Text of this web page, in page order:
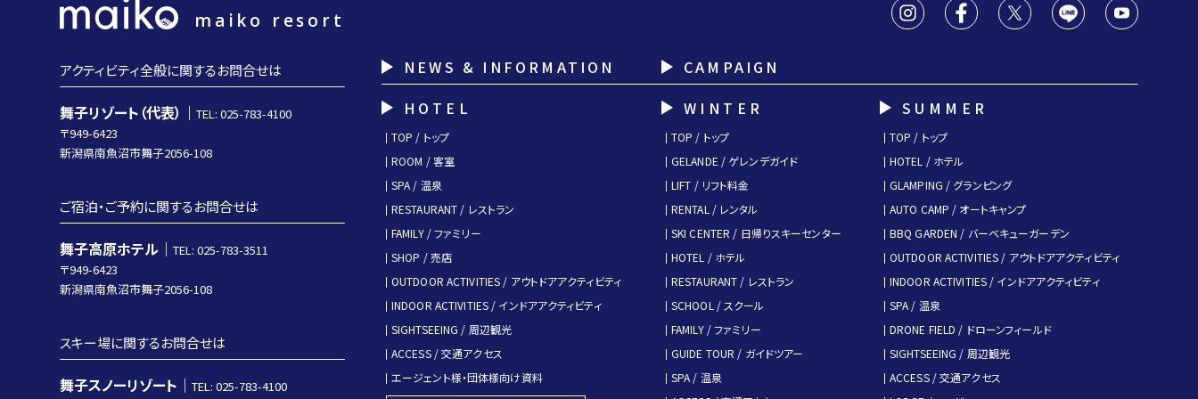
maiko resort
アクティビティ全般に関するお問合せは
舞子リゾート（代表）｜ TEL: 025-783-4100
〒949-6423
新潟県南魚沼市舞子2056-108
ご宿泊・ご予約に関するお問合せは
舞子高原ホテル｜ TEL: 025-783-3511
〒949-6423
新潟県南魚沼市舞子2056-108
スキー場に関するお問合せは
舞子スノーリゾート｜ TEL: 025-783-4100
NEWS & INFORMATION
CAMPAIGN
HOTEL
TOP / トップ
ROOM / 客室
SPA / 温泉
RESTAURANT / レストラン
FAMILY / ファミリー
SHOP / 売店
OUTDOOR ACTIVITIES / アウトドアアクティビティ
INDOOR ACTIVITIES / インドアアクティビティ
SIGHTSEEING / 周辺観光
ACCESS / 交通アクセス
エージェント様・団体様向け資料
WINTER
TOP / トップ
GELANDE / ゲレンデガイド
LIFT / リフト料金
RENTAL / レンタル
SKI CENTER / 日帰りスキーセンター
HOTEL / ホテル
RESTAURANT / レストラン
SCHOOL / スクール
FAMILY / ファミリー
GUIDE TOUR / ガイドツアー
SPA / 温泉
SUMMER
TOP / トップ
HOTEL / ホテル
GLAMPING / グランピング
AUTO CAMP / オートキャンプ
BBQ GARDEN / バーベキューガーデン
OUTDOOR ACTIVITIES / アウトドアアクティビティ
INDOOR ACTIVITIES / インドアアクティビティ
SPA / 温泉
DRONE FIELD / ドローンフィールド
SIGHTSEEING / 周辺観光
ACCESS / 交通アクセス